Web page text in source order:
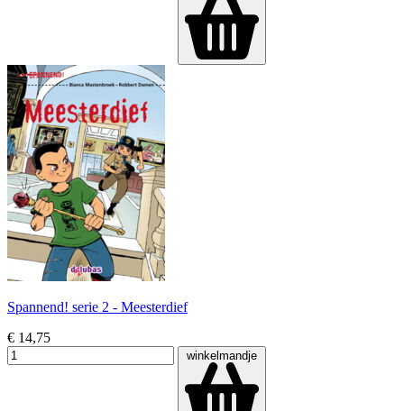
Spannend! serie 2 - Meesterdief
€ 14,75
winkelmandje